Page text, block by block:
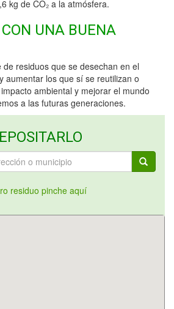
kg de CO₂ a la atmósfera.
UNA BUENA
residuos que se desechan en el
aumentar los que sí se reutilizan o
ambiental y mejorar el mundo
a las futuras generaciones.
residuo pinche aquí